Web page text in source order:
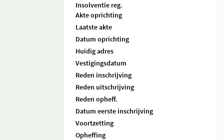
Insolventie reg.
Akte oprichting
Laatste akte
Datum oprichting
Huidig adres
Vestigingsdatum
Reden inschrijving
Reden uitschrijving
Reden opheff.
Datum eerste inschrijving
Voortzetting
Opheffing